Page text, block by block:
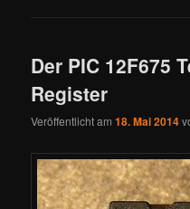
Der PIC 12F675
Register
Veröffentlicht am18. Mai 2014